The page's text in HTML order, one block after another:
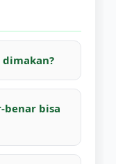
benar bisa